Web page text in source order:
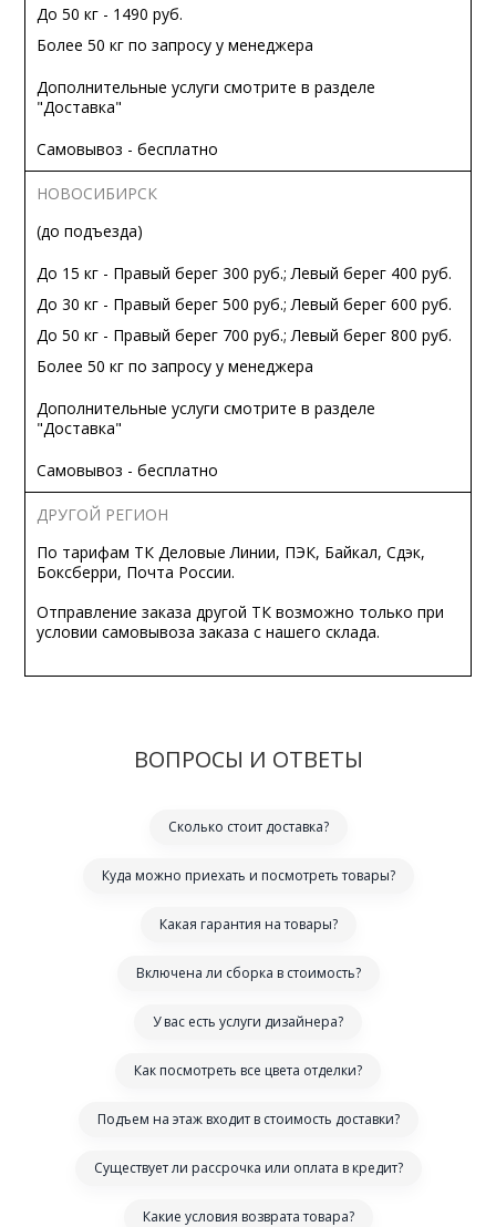
До 50 кг - 1490 руб.
Более 50 кг по запросу у менеджера
Дополнительные услуги смотрите в разделе
"Доставка"
Самовывоз - бесплатно
НОВОСИБИРСК
(до подъезда)
До 15 кг - Правый берег 300 руб.; Левый берег 400 руб.
До 30 кг - Правый берег 500 руб.; Левый берег 600 руб.
До 50 кг - Правый берег 700 руб.; Левый берег 800 руб.
Более 50 кг по запросу у менеджера
Дополнительные услуги смотрите в разделе
"Доставка"
Самовывоз - бесплатно
ДРУГОЙ РЕГИОН
По тарифам ТК Деловые Линии, ПЭК, Байкал, Сдэк,
Боксберри, Почта России.
Отправление заказа другой ТК возможно только при
условии самовывоза заказа с нашего склада.
ВОПРОСЫ И ОТВЕТЫ
Сколько стоит доставка?
Куда можно приехать и посмотреть товары?
Какая гарантия на товары?
Включена ли сборка в стоимость?
У вас есть услуги дизайнера?
Как посмотреть все цвета отделки?
Подъем на этаж входит в стоимость доставки?
Существует ли рассрочка или оплата в кредит?
Какие условия возврата товара?